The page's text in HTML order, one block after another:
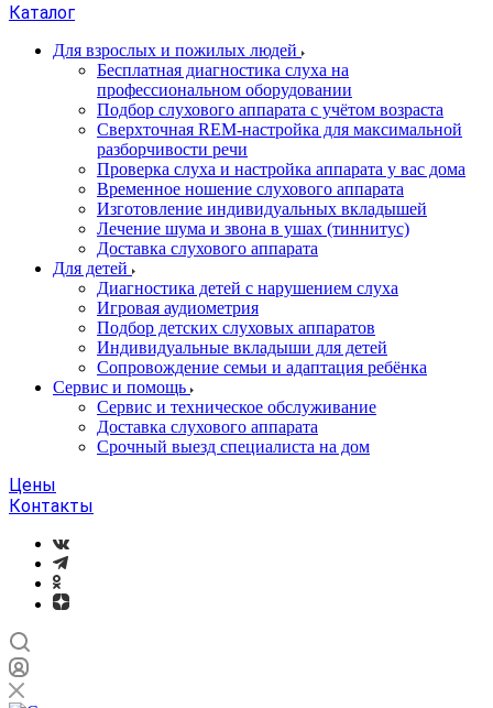
Каталог
Для взрослых и пожилых людей
Бесплатная диагностика слуха на
профессиональном оборудовании
Подбор слухового аппарата с учётом возраста
Сверхточная REM-настройка для максимальной
разборчивости речи
Проверка слуха и настройка аппарата у вас дома
Временное ношение слухового аппарата
Изготовление индивидуальных вкладышей
Лечение шума и звона в ушах (тиннитус)
Доставка слухового аппарата
Для детей
Диагностика детей с нарушением слуха
Игровая аудиометрия
Подбор детских слуховых аппаратов
Индивидуальные вкладыши для детей
Сопровождение семьи и адаптация ребёнка
Сервис и помощь
Сервис и техническое обслуживание
Доставка слухового аппарата
Срочный выезд специалиста на дом
Цены
Контакты